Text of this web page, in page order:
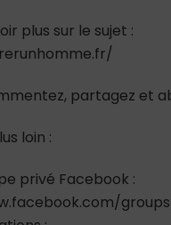
plus sur le sujet :
partagez et
loin :
privé Facebook :